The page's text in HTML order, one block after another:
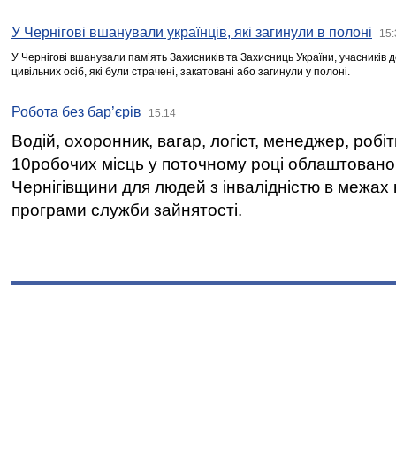
У Чернігові вшанували українців, які загинули в полоні
У Чернігові вшанували пам’ять Захисників та Захисниць України,
цивільних осіб, які були страчені, закатовані або загинули у полоні.
Робота без бар’єрів 15:14
Водій, охоронник, вагар, логіст, менеджер,
10робочих місць у поточному році
Чернігівщини для людей з інвалідністю в межах
програми служби зайнятості.